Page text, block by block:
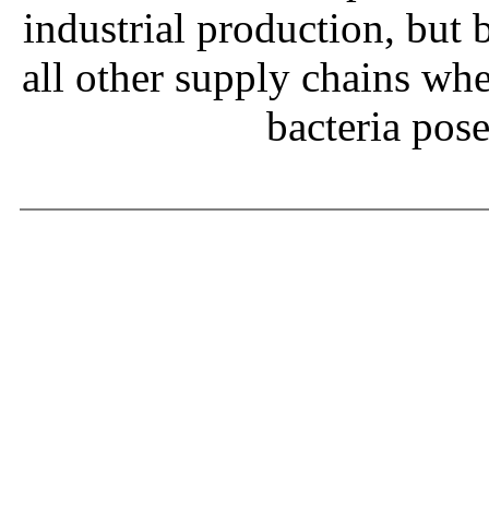
industrial production, but
all other supply chains
bacteria